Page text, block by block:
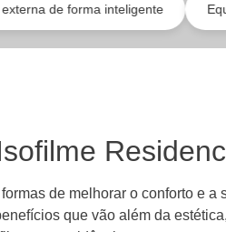
inteligente Equipe treinada
de melhorar o conforto e
que vão além da